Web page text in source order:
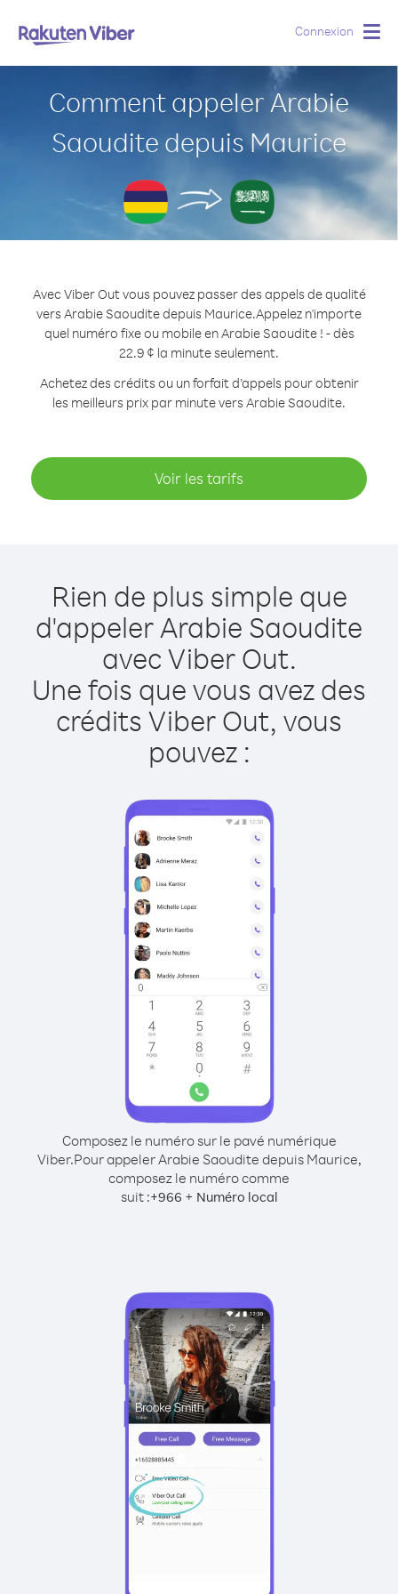
Connexion
Comment appeler Arabie
Saoudite depuis Maurice
Avec Viber Out vous pouvez passer des appels de qualité
vers Arabie Saoudite depuis Maurice.Appelez n'importe
quel numéro fixe ou mobile en Arabie Saoudite ! - dès
22.9 ¢ la minute seulement.
Achetez des crédits ou un forfait d’appels pour obtenir
les meilleurs prix par minute vers Arabie Saoudite.
Voir les tarifs
Rien de plus simple que
d'appeler Arabie Saoudite
avec Viber Out.
Une fois que vous avez des
crédits Viber Out, vous
pouvez :
Composez le numéro sur le pavé numérique
Viber.Pour appeler Arabie Saoudite depuis Maurice,
composez le numéro comme
suit :+966 + Numéro local